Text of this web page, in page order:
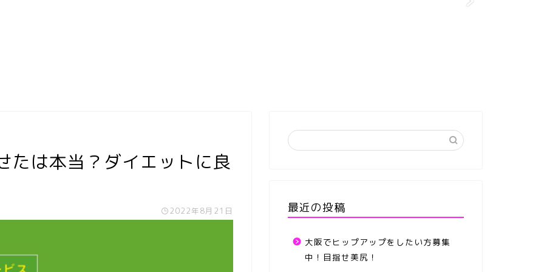
たは本当？ダイエットに良
2022年8月21日 最近の投稿
大阪でヒップアップをしたい方募集
中！目指せ美尻！